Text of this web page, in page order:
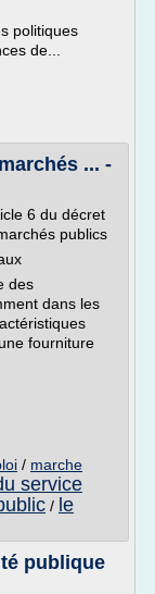
politiques
de...
... -
6 du décret
publics
des
dans les
fourniture
/ marche
service
/ le
publique